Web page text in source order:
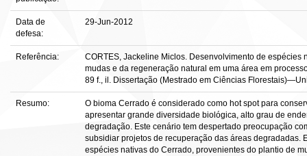
Data de
defesa:
29-Jun-2012
Referência:
CORTES, Jackeline Miclos. Desenvolvimento de espécies
mudas e da regeneração natural em uma área em
89 f., il. Dissertação (Mestrado em Ciências
Resumo:
O bioma Cerrado é considerado como hot spot para
apresentar grande diversidade biológica, alto grau de
degradação. Este cenário tem despertado preocupação
subsidiar projetos de recuperação das áreas degradadas.
espécies nativas do Cerrado, provenientes do plantio de